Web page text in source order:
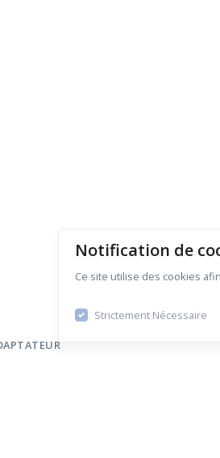
Notification de
Ce site utilise des cookies
Strictement Nécessaire